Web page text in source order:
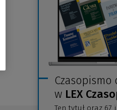
w LEX
Ten tytuł oraz 67